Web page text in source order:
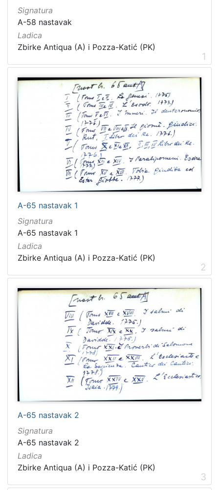
Signatura
A-58 nastavak
Ladica
Zbirke Antiqua (A) i Pozza-Katić (PK)
1
A-65 nastavak 1
Signatura
A-65 nastavak 1
Ladica
Zbirke Antiqua (A) i Pozza-Katić (PK)
2
A-65 nastavak 2
Signatura
A-65 nastavak 2
Ladica
Zbirke Antiqua (A) i Pozza-Katić (PK)
3